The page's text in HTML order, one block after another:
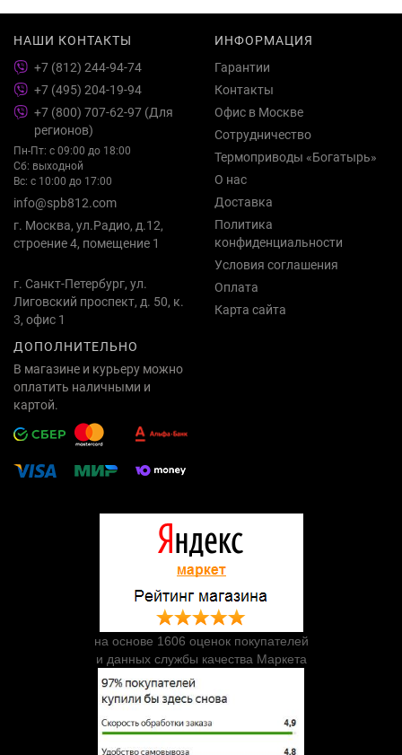
НАШИ КОНТАКТЫ
+7 (812) 244-94-74
+7 (495) 204-19-94
+7 (800) 707-62-97 (Для
регионов)
Пн-Пт: с 09:00 до 18:00
Сб: выходной
Вс: с 10:00 до 17:00
info@spb812.com
г. Москва, ул.Радио, д.12,
строение 4, помещение 1
г. Санкт-Петербург, ул.
Лиговский проспект, д. 50, к.
3, офис 1
ИНФОРМАЦИЯ
Гарантии
Контакты
Офис в Москве
Сотрудничество
Термоприводы «Богатырь»
О нас
Доставка
Политика
конфиденциальности
Условия соглашения
Оплата
Карта сайта
ДОПОЛНИТЕЛЬНО
В магазине и курьеру можно
оплатить наличными и
картой.
на основе 1606 оценок покупателей
и данных службы качества Маркета